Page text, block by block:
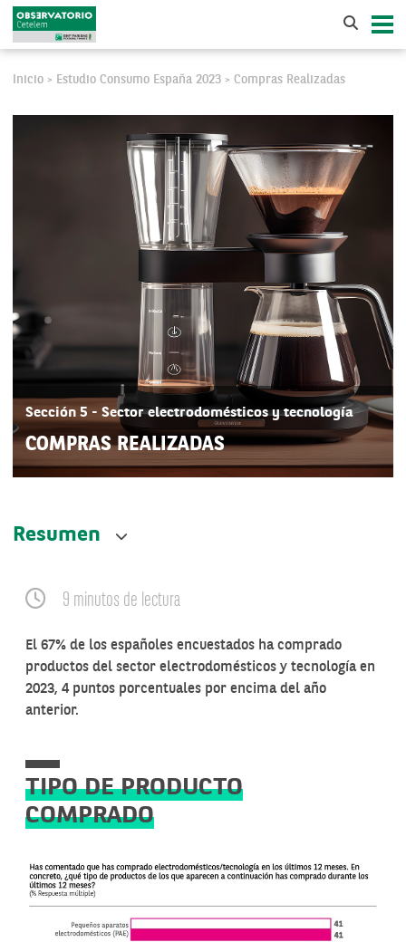
Inicio > Estudio Consumo España 2023 > Compras Realizadas
Sección 5 - Sector electrodomésticos y tecnología
COMPRAS REALIZADAS
9 minutos de lectura
El 67% de los españoles encuestados ha comprado
productos del sector electrodomésticos y tecnología en
2023, 4 puntos porcentuales por encima del año
anterior.
TIPO DE PRODUCTO
COMPRADO
Resumen